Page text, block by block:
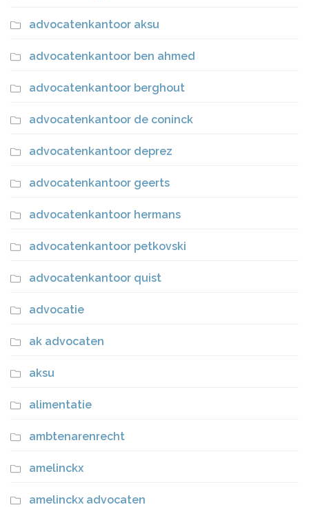
advocatenkantoor aksu
advocatenkantoor ben ahmed
advocatenkantoor berghout
advocatenkantoor de coninck
advocatenkantoor deprez
advocatenkantoor geerts
advocatenkantoor hermans
advocatenkantoor petkovski
advocatenkantoor quist
advocatie
ak advocaten
aksu
alimentatie
ambtenarenrecht
amelinckx
amelinckx advocaten